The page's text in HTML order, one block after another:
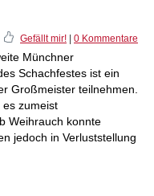
Gefällt mir! 0 Kommentare
Münchner
Schachfestes ist ein
Großmeister teilnehmen.
zumeist
Weihrauch konnte
jedoch in Verluststellung